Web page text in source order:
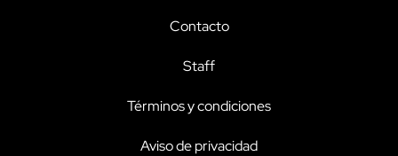
Contacto
Staff
Términos y condiciones
Aviso de privacidad